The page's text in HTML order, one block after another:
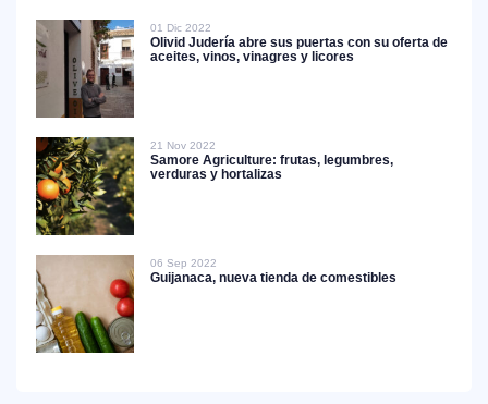
01 Dic 2022
Olivid Judería abre sus puertas con su oferta de
aceites, vinos, vinagres y licores
21 Nov 2022
Samore Agriculture: frutas, legumbres,
verduras y hortalizas
06 Sep 2022
Guijanaca, nueva tienda de comestibles